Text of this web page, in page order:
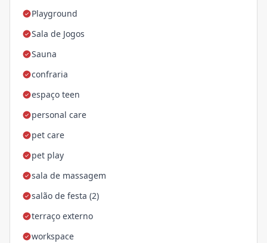
Playground
Sala de Jogos
Sauna
confraria
espaço teen
personal care
pet care
pet play
sala de massagem
salão de festa (2)
terraço externo
workspace